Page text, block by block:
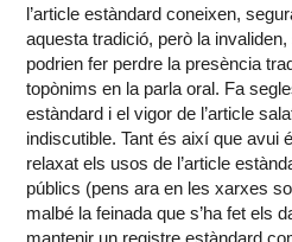
l’article estàndard coneixen,
aquesta tradició, però la
podrien fer perdre la presència
topònims en la parla oral. Fa
estàndard i el vigor de l’article
indiscutible. Tant és així que avui
relaxat els usos de l’article
públics (pens ara en les xarxes
malbé la feinada que s’ha fet els
mantenir un registre estàndard